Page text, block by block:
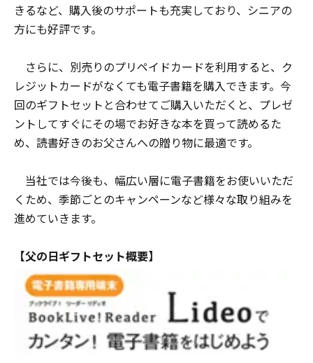
きるなど、購入後のサポートも充実しており、シニアの
方にも好評です。
さらに、別売りのプリペイドカードを利用すると、ク
レジットカードがなくても電子書籍を購入できます。今
回のギフトセットと合わせてご購入いただくと、プレゼ
ントしてすぐにその場でお好きな本を買って読めるた
め、読書好きのお父さんへの贈り物に最適です。
当社では今後も、幅広い層に電子書籍をお使いいただ
くため、季節ごとのキャンペーンなど様々な取り組みを
進めていきます。
【父の日ギフトセット概要】